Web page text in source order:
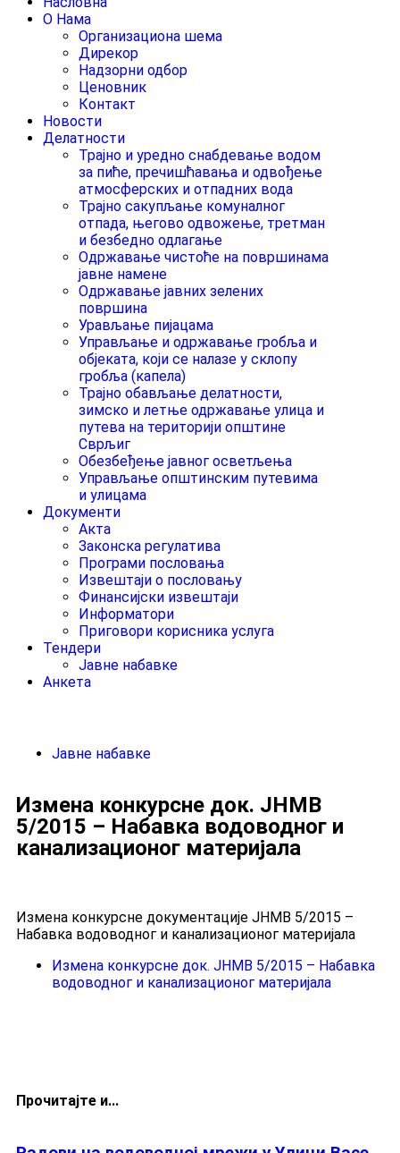
О Нама
Организациона шема
Дирекор
Надзорни одбор
Ценовник
Контакт
Новости
Делатности
Трајно и уредно снабдевање водом
за пиће, пречишћавања и одвођење
атмосферских и отпадних вода
Трајно сакупљање комуналног
отпада, његово одвожење, третман
и безбедно одлагање
Одржавање чистоће на површинама
јавне намене
Одржавање јавних зелених
површина
Урављање пијацама
Управљање и одржавање гробља и
објеката, који се налазе у склопу
гробља (капела)
Трајно обављање делатности,
зимско и летње одржавање улица и
путева на територији општине
Сврљиг
Обезбеђење јавног осветљења
Управљање општинским путевима
и улицама
Документи
Акта
Законска регулатива
Програми пословања
Извештаји о пословању
Финансијски извештаји
Информатори
Приговори корисника услуга
Тендери
Јавне набавке
Анкета
Јавне набавке
Измена конкурсне док. ЈНМВ
5/2015 – Набавка водоводног и
Измена конкурсне документације ЈНМВ 5/2015 –
Измена конкурсне док. ЈНМВ 5/2015 – Набавка
Прочитајте и...